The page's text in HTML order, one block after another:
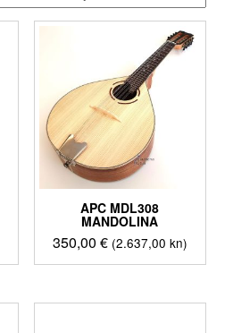
APC MDL308
MANDOLINA
350,00 € (2.637,00 kn)